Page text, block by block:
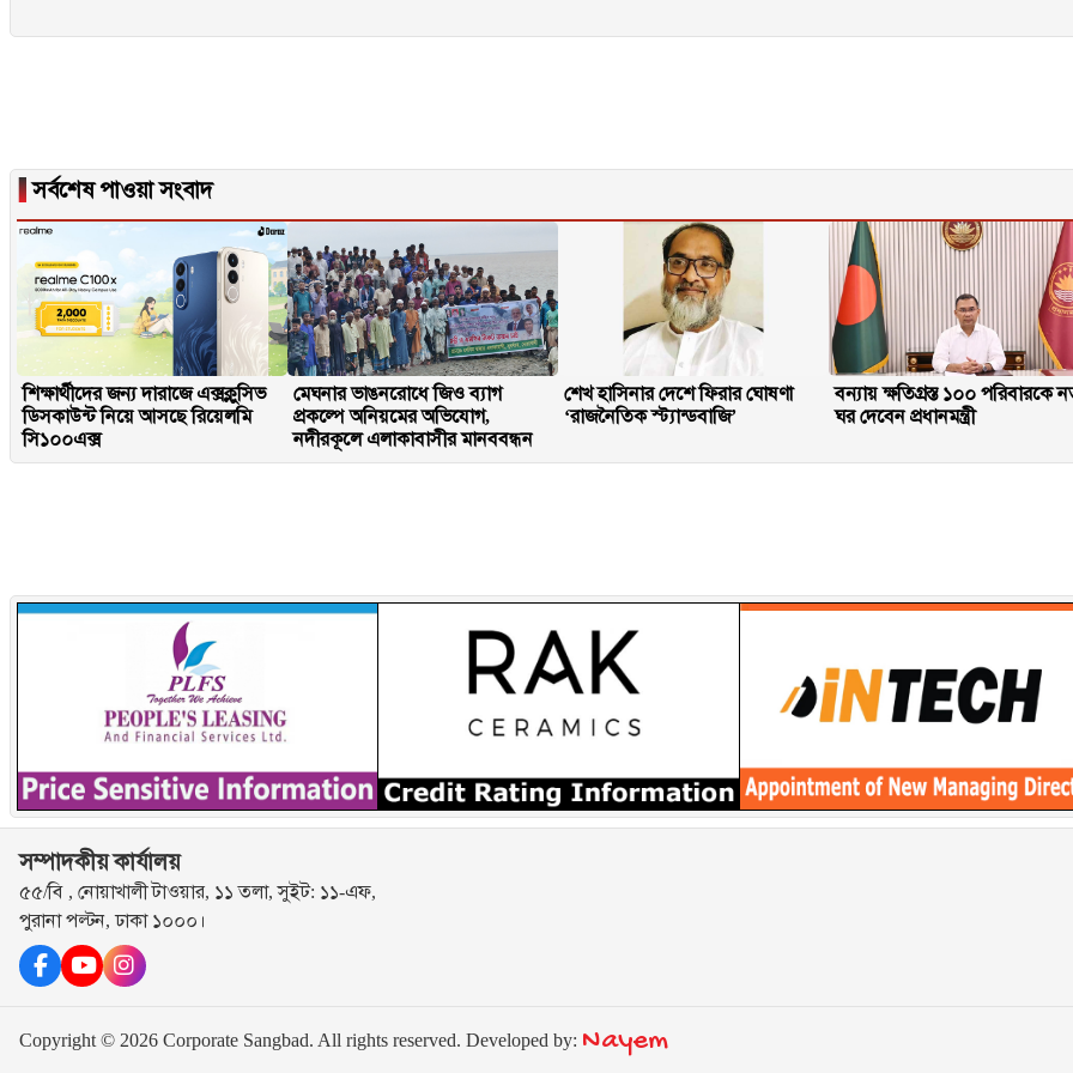
▐সর্বশেষ পাওয়া সংবাদ
শিক্ষার্থীদের জন্য দারাজে এক্সক্লুসিভ
ডিসকাউন্ট নিয়ে আসছে রিয়েলমি
সি১০০এক্স
মেঘনার ভাঙনরোধে জিও ব্যাগ
প্রকল্পে অনিয়মের অভিযোগ,
নদীরকূলে এলাকাবাসীর মানববন্ধন
শেখ হাসিনার দেশে ফিরার ঘোষণা
‘রাজনৈতিক স্ট্যান্ডবাজি’
বন্যায় ক্ষতিগ্রস্ত ১০০ পরিবারকে
ঘর দেবেন প্রধানমন্ত্রী
সম্পাদকীয় কার্যালয়
৫৫/বি , নোয়াখালী টাওয়ার, ১১ তলা, সুইট: ১১-এফ,
পুরানা পল্টন, ঢাকা ১০০০।
Copyright © 2026 Corporate Sangbad. All rights reserved. Developed by: Nayem